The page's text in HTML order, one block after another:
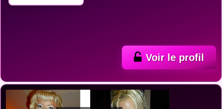
Voir le profil